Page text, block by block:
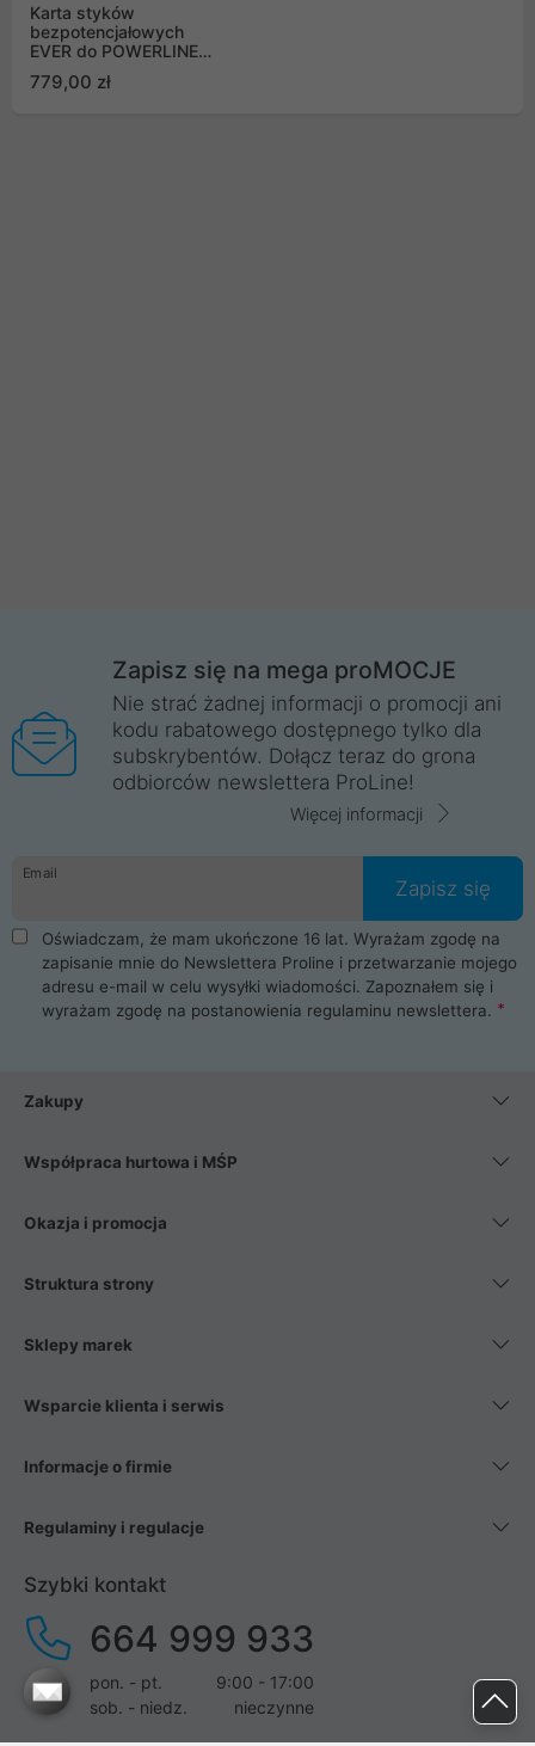
Karta styków
bezpotencjałowych
EVER do POWERLINE
0023/00)
779,00 zł
Zapisz się na mega proMOCJE
Nie strać żadnej informacji o promocji ani
kodu rabatowego dostępnego tylko dla
subskrybentów. Dołącz teraz do grona
odbiorców newslettera ProLine!
Więcej informacji
Email
Zapisz się
Oświadczam, że mam ukończone 16 lat. Wyrażam zgodę na
zapisanie mnie do Newslettera Proline i przetwarzanie mojego
adresu e-mail w celu wysyłki wiadomości. Zapoznałem się i
wyrażam zgodę na postanowienia regulaminu newslettera.
Zakupy
Współpraca hurtowa i MŚP
Okazja i promocja
Struktura strony
Sklepy marek
Wsparcie klienta i serwis
Informacje o firmie
Regulaminy i regulacje
Szybki kontakt
664 999 933
pon. - pt.
9:00 - 17:00
sob. - niedz.
nieczynne